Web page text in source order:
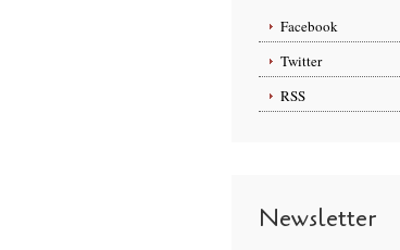
Facebook
Twitter
RSS
Newsletter